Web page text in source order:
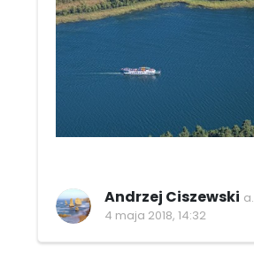
Andrzej Ciszewski
4 maja 2018, 14:32